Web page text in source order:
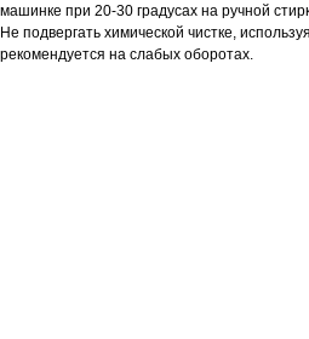
машинке при 20-30 градусах на ручной
Не подвергать химической чистке,
рекомендуется на слабых оборотах.